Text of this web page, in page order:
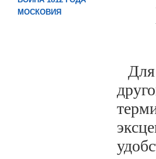
МОСКОВИЯ
Для